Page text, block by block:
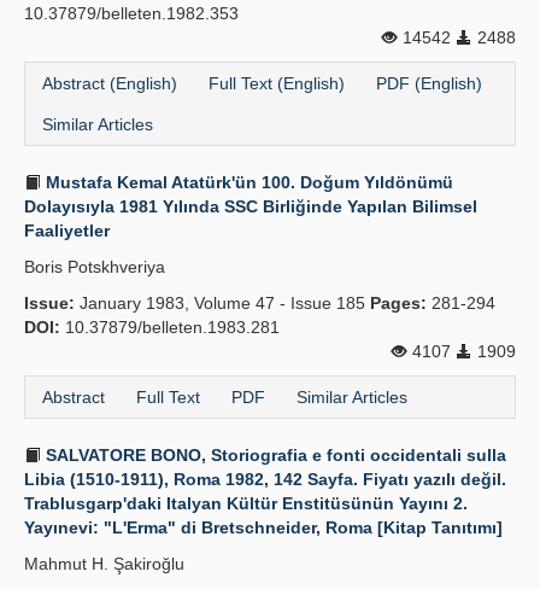
10.37879/belleten.1982.353
14542
2488
Abstract (English) Full Text (English) PDF (English)
Similar Articles
Mustafa Kemal Atatürk'ün 100. Doğum Yıldönümü
Dolayısıyla 1981 Yılında SSC Birliğinde Yapılan Bilimsel
Faaliyetler
Boris Potskhveriya
Issue: January 1983, Volume 47 - Issue 185 Pages: 281-294
DOI: 10.37879/belleten.1983.281
4107
1909
Abstract Full Text PDF Similar Articles
SALVATORE BONO, Storiografia e fonti occidentali sulla
Libia (1510-1911), Roma 1982, 142 Sayfa. Fiyatı yazılı değil.
Trablusgarp'daki Italyan Kültür Enstitüsünün Yayını 2.
Yayınevi: "L'Erma" di Bretschneider, Roma [Kitap Tanıtımı]
Mahmut H. Şakiroğlu